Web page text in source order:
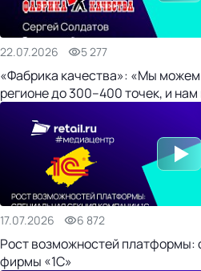
22.07.2026 5 277
«Фабрика качества»: «Мы
регионе до 300–400 точек, и нам
17.07.2026 6 872
Рост возможностей платформы:
фирмы «1С»